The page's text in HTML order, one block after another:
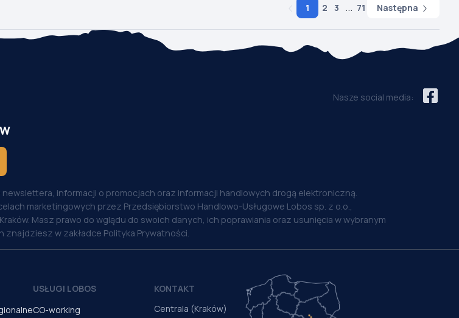
1 2 3 ... 71 Następna
Nasze social media:
informacji o promocjach oraz informacji handlowych drogą elektroniczną.
marketingowych przez Przedsiębiorstwo Handlowo-Usługowe Lobos sp. z o.o.,
Masz prawo do wglądu do swoich danych, ich poprawiania oraz usunięcia w wybranym
w zakładce Polityka Prywatności.
USŁUGI LOBOS
CO-working
KONTAKT
Centrala (Kraków)